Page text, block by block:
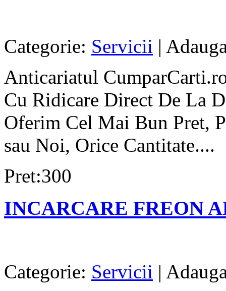
Categorie: Servicii |
Anticariatul
Cu Ridicare Direct De La
Oferim Cel Mai Bun Pret,
sau Noi, Orice Cantitate....
Pret:300
INCARCARE FREON
Categorie: Servicii |